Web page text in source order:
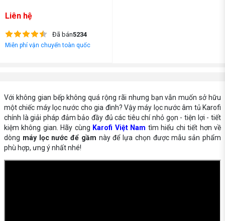
Liên hệ
Đã bán5234
Miễn phí vận chuyển toàn quốc
Với không gian bếp không quá rộng rãi nhưng bạn vẫn muốn sở hữu
một chiếc máy lọc nước cho gia đình? Vậy máy lọc nước âm tủ Karofi
chính là giải pháp đảm bảo đầy đủ các tiêu chí nhỏ gọn - tiện lợi - tiết
kiệm không gian. Hãy cùng Karofi Việt Nam tìm hiểu chi tiết hơn về
dòng máy lọc nước để gầm này để lựa chọn được mẫu sản phẩm
phù hợp, ưng ý nhất nhé!